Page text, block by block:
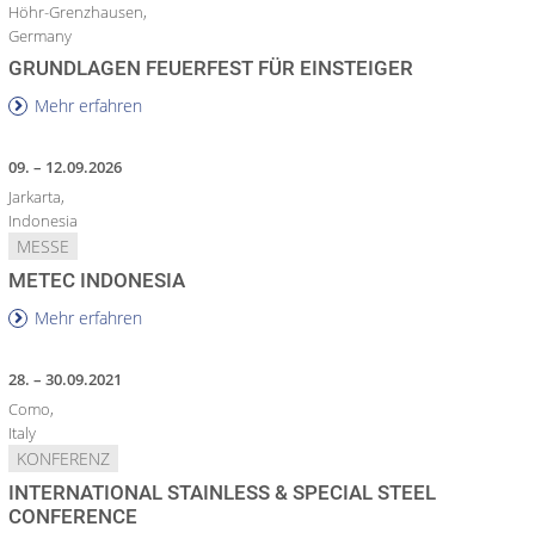
Höhr-Grenzhausen,
Germany
GRUNDLAGEN FEUERFEST FÜR EINSTEIGER
Mehr erfahren
09. – 12.09.2026
Jarkarta,
Indonesia
MESSE
METEC INDONESIA
Mehr erfahren
28. – 30.09.2021
Como,
Italy
KONFERENZ
INTERNATIONAL STAINLESS & SPECIAL STEEL
CONFERENCE